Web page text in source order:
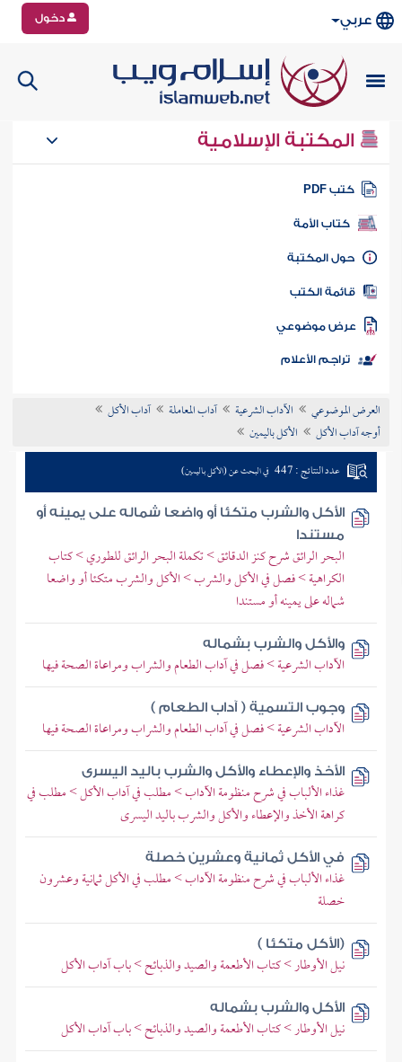
عربي دخول
المكتبة الإسلامية
كتب PDF
كتاب الأمة
المكتبة
الكتب
موضوعي
تراجم الأعلام
العرض الموضوعي الآداب الشرعية آداب المعاملة
آداب الأكل
أوجه آداب الأكل
الأكل باليمين
عدد النتائج : 447 في البحث عن (الأكل باليمين)
الأكل والشرب متكئا أو واضعا شماله على يمينه أو
مستندا
البحر الرائق شرح كنز الدقائق > تكملة البحر الرائق للطوري > كتاب
الكراهية > فصل في الأكل والشرب > الأكل والشرب متكئا أو واضعا
شماله على يمينه أو مستندا
والأكل والشرب بشماله
الآداب الشرعية > فصل في آداب الطعام والشراب ومراعاة الصحة فيها
وجوب التسمية ( آداب الطعام )
الآداب الشرعية > فصل في آداب الطعام والشراب ومراعاة الصحة فيها
الأخذ والإعطاء والأكل والشرب باليد اليسرى
غذاء الألباب في شرح منظومة الآداب > مطلب في آداب الأكل > مطلب في
كراهة الأخذ والإعطاء والأكل والشرب باليد اليسرى
في الأكل ثمانية وعشرين خصلة
غذاء الألباب في شرح منظومة الآداب > مطلب في الأكل ثمانية وعشرون
خصلة
(الأكل متكئا )
نيل الأوطار > كتاب الأطعمة والصيد والذبائح > باب آداب الأكل
الأكل والشرب بشماله
نيل الأوطار > كتاب الأطعمة والصيد والذبائح > باب آداب الأكل